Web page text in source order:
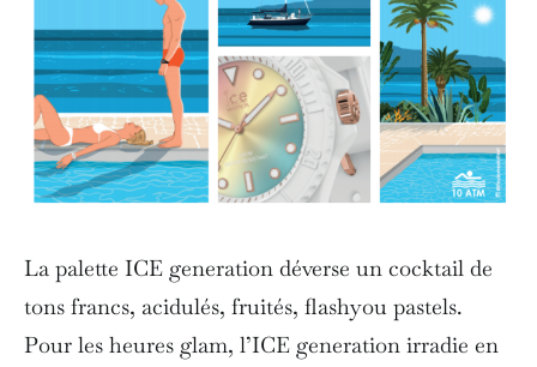
La palette ICE generation déverse un cocktail de
tons francs, acidulés, fruités, flashyou pastels.
Pour les heures glam, l’ICE generation irradie en